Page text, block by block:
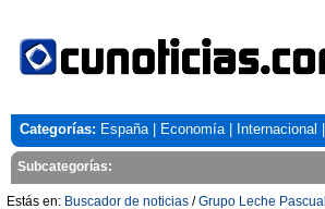
Categorías: España| Economía| Internacional
Subcategorías:
Estás en: Buscador de noticias /Grupo Leche Pascual